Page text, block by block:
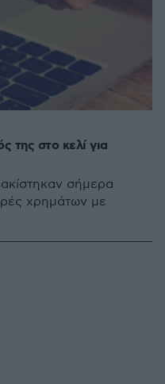
της στο κελί για
σήμερα
χρημάτων με